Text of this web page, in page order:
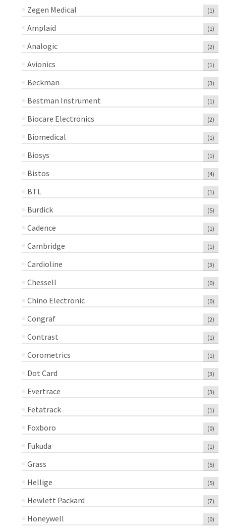
Zegen Medical (1)
Amplaid (1)
Analogic (2)
Avionics (1)
Beckman (3)
Bestman Instrument (1)
Biocare Electronics (2)
Biomedical (1)
Biosys (1)
Bistos (4)
BTL (1)
Burdick (5)
Cadence (1)
Cambridge (1)
Cardioline (3)
Chessell (0)
Chino Electronic (0)
Congraf (2)
Contrast (1)
Corometrics (1)
Dot Card (3)
Evertrace (3)
Fetatrack (1)
Foxboro (0)
Fukuda (1)
Grass (5)
Hellige (5)
Hewlett Packard (7)
Honeywell (0)